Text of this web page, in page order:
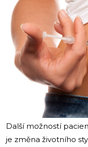
Další možností
je změna životního